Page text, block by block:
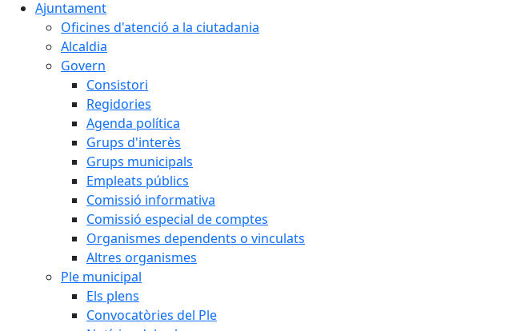
Ajuntament
Oficines d'atenció a la ciutadania
Alcaldia
Govern
Consistori
Regidories
Agenda política
Grups d'interès
Grups municipals
Empleats públics
Comissió informativa
Comissió especial de comptes
Organismes dependents o vinculats
Altres organismes
Ple municipal
Els plens
Convocatòries del Ple